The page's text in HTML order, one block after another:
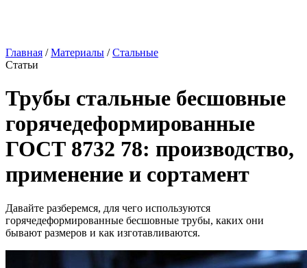
Главная /Материалы /Стальные
Статьи
Трубы стальные бесшовные
горячедеформированные
ГОСТ 8732 78: производство,
применение и сортамент
Давайте разберемся, для чего используются
горячедеформированные бесшовные трубы, каких они
бывают размеров и как изготавливаются.